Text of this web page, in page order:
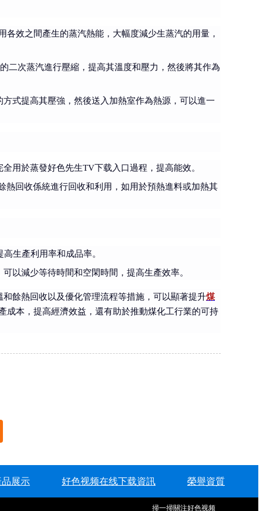
各效之間產生的蒸汽熱能，大幅度減少生蒸汽的用量，
二次蒸汽進行壓縮，提高其溫度和壓力，然後將其作為
式提高其壓強，然後送入加熱室作為熱源，可以進一
用於蒸發好色先生TV下载入口過程，提高能效。
回收係統進行回收和利用，如用於預熱進料或加熱其
生產利用率和成品率。
以減少等待時間和空閑時間，提高生產效率。
餘熱回收以及優化管理流程等措施，可以顯著提升煤
成本，提高經濟效益，還有助於推動煤化工行業的可持
品展示 好色视频在线下载資訊 榮譽資質
掃一掃關注好色视频